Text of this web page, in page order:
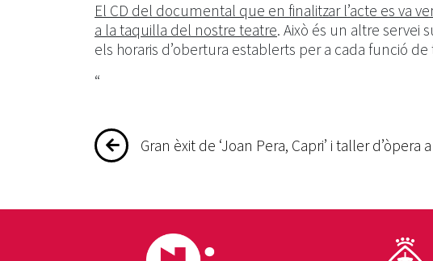
El CD del documental que en finalitzar l’acte es va
a la taquilla del nostre teatre. Això és un altre
els horaris d’obertura establerts per a cada funció
“
Navegació
Gran èxit de ‘Joan Pera, Capri’ i taller d’òpera